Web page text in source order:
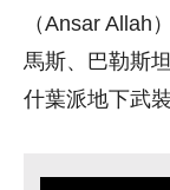
（Ansar Allah
馬斯、巴勒斯
什葉派地下武